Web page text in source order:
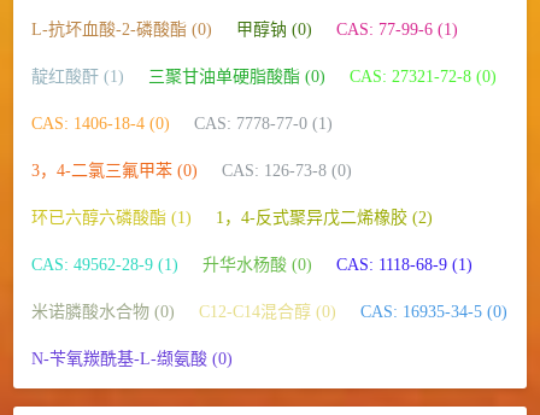
L-抗坏血酸-2-磷酸酯 (0) 甲醇钠 (0) CAS: 77-99-6 (1)
靛红酸酐 (1) 三聚甘油单硬脂酸酯 (0) CAS: 27321-72-8 (0)
CAS: 1406-18-4 (0) CAS: 7778-77-0 (1)
3，4-二氯三氟甲苯 (0) CAS: 126-73-8 (0)
环已六醇六磷酸酯 (1) 1，4-反式聚异戊二烯橡胶 (2)
CAS: 49562-28-9 (1) 升华水杨酸 (0) CAS: 1118-68-9 (1)
米诺膦酸水合物 (0) C12-C14混合醇 (0) CAS: 16935-34-5 (0)
N-苄氧羰酰基-L-缬氨酸 (0)